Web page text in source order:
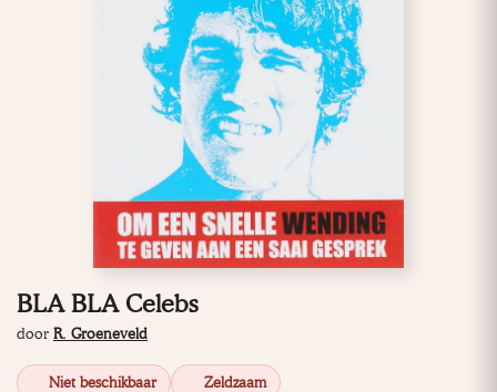
BLA BLA Celebs
door R. Groeneveld
Niet beschikbaar Zeldzaam